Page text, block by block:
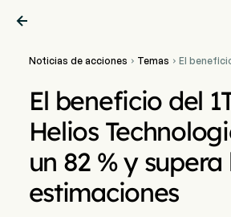

Noticias de acciones  Temas  El
El beneficio del
Helios
un 82 % y supera
estimaciones